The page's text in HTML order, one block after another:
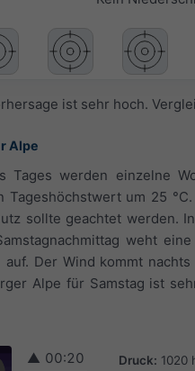
ist sehr hoch.
Alpe
Tages werden einzelne
Tageshöchstwert um 25
sollte geachtet werden.
weht
Der Wind kommt
Alpe für Samstag ist
▲ 00:20
Druck: 1020